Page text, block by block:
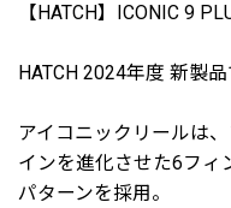
【HATCH】ICONIC 9
HATCH 2024年度 新製品
アイコニックリールは
インを進化させた6フィ
パターンを採用。